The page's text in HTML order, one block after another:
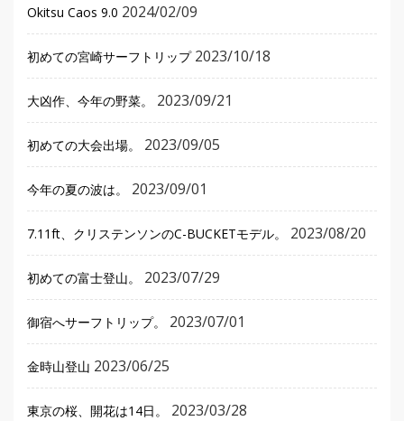
Okitsu Caos 9.0 2024/02/09
初めての宮崎サーフトリップ 2023/10/18
大凶作、今年の野菜。 2023/09/21
初めての大会出場。 2023/09/05
今年の夏の波は。 2023/09/01
7.11ft、クリステンソンのC-BUCKETモデル。 2023/08/20
初めての富士登山。 2023/07/29
御宿へサーフトリップ。 2023/07/01
金時山登山 2023/06/25
東京の桜、開花は14日。 2023/03/28